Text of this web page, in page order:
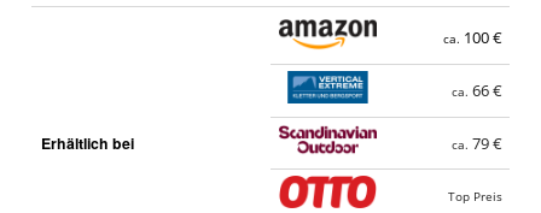
Erhältlich bei
ca. 100 €
ca. 66 €
ca. 79 €
Top Preis